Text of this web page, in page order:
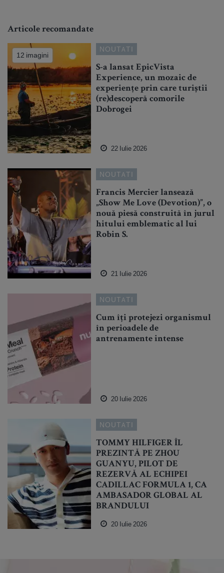
Articole recomandate
12 imagini
NOUTATI
S-a lansat EpicVista
Experience, un mozaic de
experiențe prin care turiștii
(re)descoperă comorile
Dobrogei
22 Iulie 2026
NOUTATI
Francis Mercier lansează
„Show Me Love (Devotion)”, o
nouă piesă construită în jurul
hitului emblematic al lui
Robin S.
21 Iulie 2026
NOUTATI
Cum îți protejezi organismul
în perioadele de
antrenamente intense
20 Iulie 2026
NOUTATI
TOMMY HILFIGER ÎL
PREZINTĂ PE ZHOU
GUANYU, PILOT DE
REZERVĂ AL ECHIPEI
CADILLAC FORMULA 1, CA
AMBASADOR GLOBAL AL
BRANDULUI
20 Iulie 2026